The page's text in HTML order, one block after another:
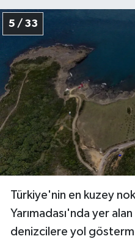
5 / 33
Türkiye'nin en kuzey
Yarımadası'nda yer alan
denizcilere yol
Konya Müftülüğü
Kütahya Müftülüğü
Malatya Müftülüğü
Manisa Müftülüğü
Mardin Müftülüğü
Muğla Müftülüğü